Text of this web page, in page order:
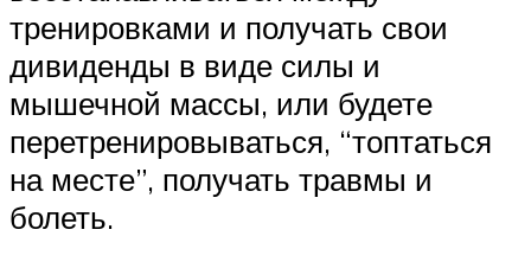
тренировками и получать свои
дивиденды в виде силы и
мышечной массы, или будете
перетренировываться, “топтаться
на месте”, получать травмы и
болеть.